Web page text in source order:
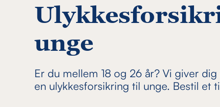
unge
Er du mellem 18 og 26 år? Vi giver
en ulykkesforsikring til unge. Bestil et